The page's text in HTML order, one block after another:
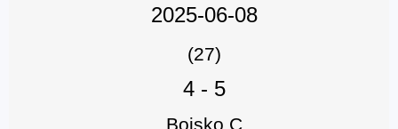
2025-06-08
(27)
4 - 5
Boisko C